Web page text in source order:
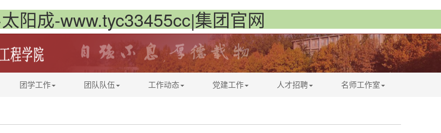
太阳成-www.tyc33455cc|集团官网
团学工作 团队队伍 工作动态 党建工作 人才招聘 名师工作室